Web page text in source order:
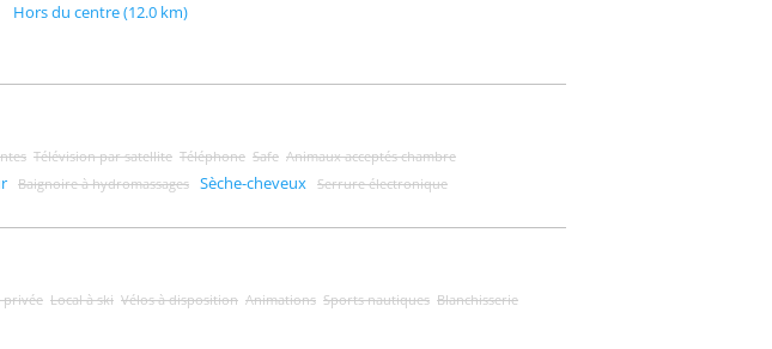
Hors du centre (12.0 km)
Télévision par satellite Téléphone Safe Animaux acceptés chambre
Baignoire à hydromassages Sèche-cheveux Serrure électronique
privée Local à ski Vélos à disposition Animations Sports nautiques Blanchisserie